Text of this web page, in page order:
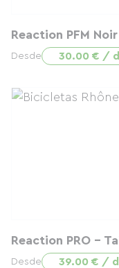
Reaction PFM
Desde 30.00 € /
Reaction PRO -
Desde 39.00 € /